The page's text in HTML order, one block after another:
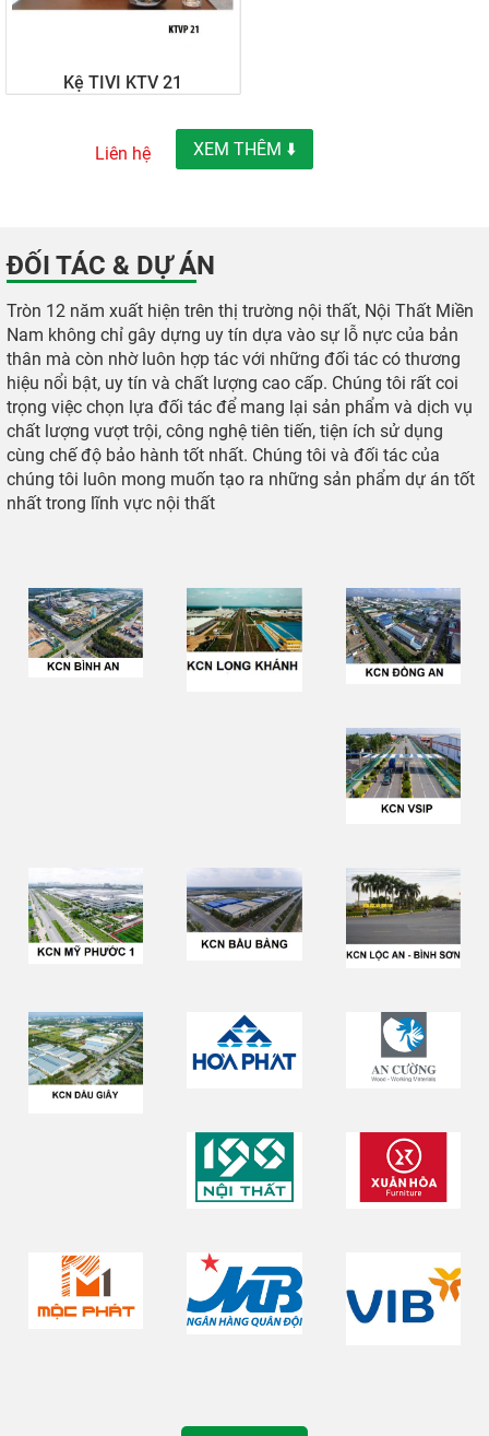
Kệ TIVI KTV 21
Liên hệ XEM THÊM ⬇️
ĐỐI TÁC & DỰ ÁN
Tròn 12 năm xuất hiện trên thị trường nội thất, Nội Thất Miền
Nam không chỉ gây dựng uy tín dựa vào sự lỗ nực của bản
thân mà còn nhờ luôn hợp tác với những đối tác có thương
hiệu nổi bật, uy tín và chất lượng cao cấp. Chúng tôi rất coi
trọng việc chọn lựa đối tác để mang lại sản phẩm và dịch vụ
chất lượng vượt trội, công nghệ tiên tiến, tiện ích sử dụng
cùng chế độ bảo hành tốt nhất. Chúng tôi và đối tác của
chúng tôi luôn mong muốn tạo ra những sản phẩm dự án tốt
nhất trong lĩnh vực nội thất